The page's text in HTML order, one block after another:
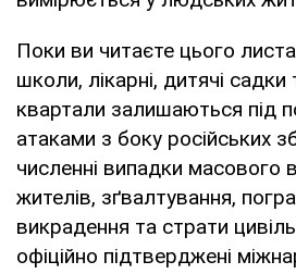
Поки ви читаєте цього
школи, лікарні, дитячі садки
квартали залишаються під
атаками з боку російських
численні випадки масового
жителів, зґвалтування,
викрадення та страти
офіційно підтверджені